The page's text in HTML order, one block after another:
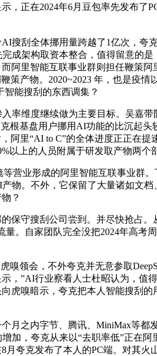
，正在2024年6月豆包率先发布
刮全体挪用量跨越了1亿次，夸
成架构取资本整合，值得留意的
阿里智能互联事业群则担任鞭策
策产物。2020~2023 年，也是疫
智能搜刮的东西调集？
维度继续做为主要目标。吴嘉带
根基盘用户挪用AI功能的比沉起
阿里“AI to C”的全体进度正正在
以上的人员附属于研发取产物两个
业形成的阿里智能互联事业群。
物。不外，它保留了大量诸如文
？
守搜刮公司尝到。并尽快抢占。
。自家团队完全没把2024年高
领会，不外夸克并无意参取
，”AI行业察看人士杜昭认为，值
虎嗅暗示，夸克把本人智能搜刮
之内字节、腾讯、MiniMax等都
加，夸克从来以“去职率低”正在
夸克发布了本人的PC端。对其